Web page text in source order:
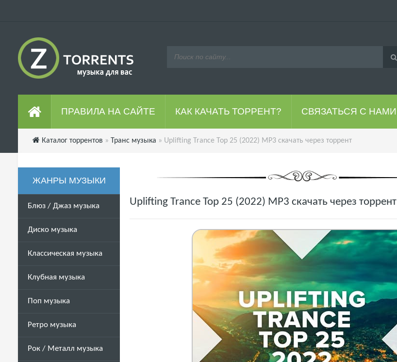
ПРАВИЛА НА САЙТЕ КАК КАЧАТЬ ТОРРЕНТ? СВЯЗАТЬСЯ С НАМИ
Каталог торрентов » Транс музыка » Uplifting Trance Top 25 (2022) MP3 скачать через торрент
ЖАНРЫ МУЗЫКИ
Блюз / Джаз музыка
Диско музыка
Классическая музыка
Клубная музыка
Поп музыка
Ретро музыка
Рок / Металл музыка
Uplifting Trance Top 25 (2022) MP3 скачать через торрент